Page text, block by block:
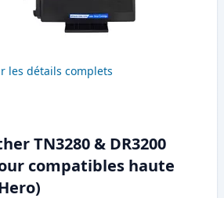
les détails complets
TN3280 & DR3200
compatibles haute